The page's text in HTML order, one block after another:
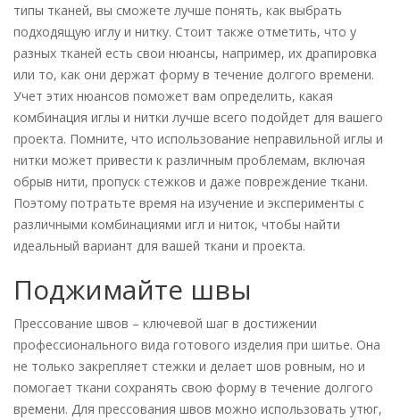
типы тканей, вы сможете лучше понять, как выбрать
подходящую иглу и нитку. Стоит также отметить, что у
разных тканей есть свои нюансы, например, их драпировка
или то, как они держат форму в течение долгого времени.
Учет этих нюансов поможет вам определить, какая
комбинация иглы и нитки лучше всего подойдет для вашего
проекта. Помните, что использование неправильной иглы и
нитки может привести к различным проблемам, включая
обрыв нити, пропуск стежков и даже повреждение ткани.
Поэтому потратьте время на изучение и эксперименты с
различными комбинациями игл и ниток, чтобы найти
идеальный вариант для вашей ткани и проекта.
Поджимайте швы
Прессование швов – ключевой шаг в достижении
профессионального вида готового изделия при шитье. Она
не только закрепляет стежки и делает шов ровным, но и
помогает ткани сохранять свою форму в течение долгого
времени. Для прессования швов можно использовать утюг,